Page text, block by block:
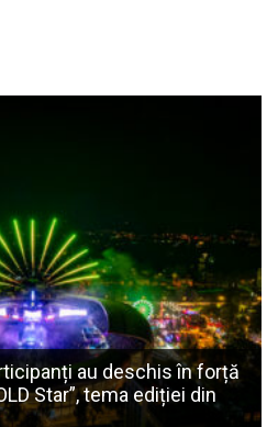
au deschis în forță
Star”, tema ediției din